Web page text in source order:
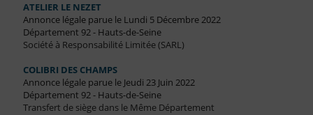
ATELIER LE NEZET
Annonce légale parue le Lundi 5 Décembre 2022
Département 92 - Hauts-de-Seine
Société à Responsabilité Limitée (SARL)
COLIBRI DES CHAMPS
Annonce légale parue le Jeudi 23 Juin 2022
Département 92 - Hauts-de-Seine
Transfert de siège dans le Même Département